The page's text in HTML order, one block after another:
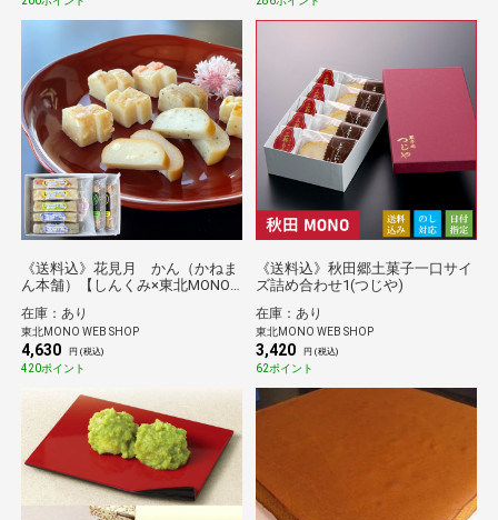
《送料込》花見月 かん（かねま
ん本舗）【しんくみ×東北MONO
在庫：あり
東北MONO WEB SHOP
4,630 円 (税込)
420ポイント
《送料込》秋田郷土菓子一口サイ
ズ詰め合わせ1(つじや)
在庫：あり
東北MONO WEB SHOP
3,420 円 (税込)
62ポイント